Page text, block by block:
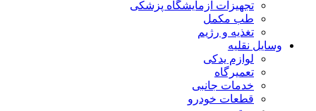
تجهیزات آزمایشگاه پزشکی
طب مکمل
تغذیه و رژیم
وسایل نقلیه
لوازم یدکی
تعمیرگاه
خدمات جانبی
قطعات خودرو